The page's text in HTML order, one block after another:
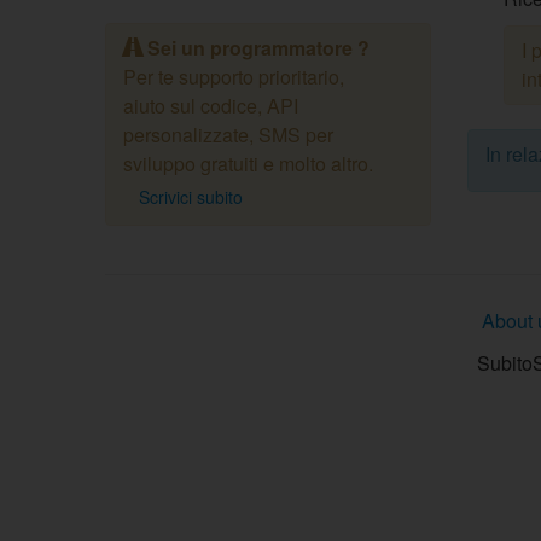
Sei un programmatore ?
Per te supporto prioritario,
aiuto sul codice, API
personalizzate, SMS per
sviluppo gratuiti e molto altro.
Scrivici subito
I
In
About